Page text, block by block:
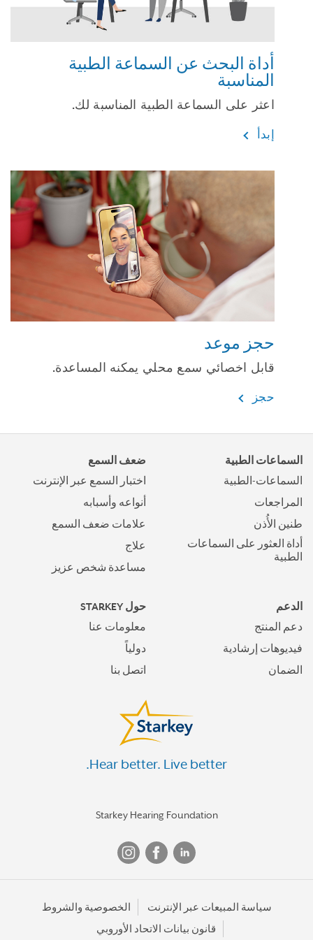
أداة البحث عن السماعة الطبية
المناسبة
اعثر على السماعة الطبية المناسبة لك.
إبدأ
حجز موعد
قابل اخصائي سمع محلي يمكنه المساعدة.
حجز
السماعات الطبية
السماعات-الطبية
المراجعات
طنين الأُذن
أداة العثور على السماعات
الطبية
ضعف السمع
اختبار السمع عبر الإنترنت
أنواعه وأسبابه
علامات ضعف السمع
علاج
مساعدة شخص عزيز
الدعم
دعم المنتج
فيديوهات إرشادية
الضمان
حول STARKEY
معلومات عنا
دولياً
اتصل بنا
Hear better. Live better.
Starkey Hearing Foundation
سياسة المبيعات عبر الإنترنت الخصوصية والشروط
قانون بيانات الاتحاد الأوروبي